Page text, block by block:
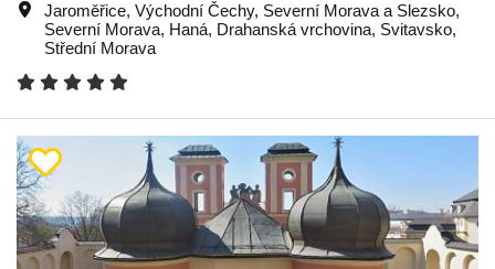
Jaroměřice, Východní Čechy, Severní Morava a Slezsko,
Severní Morava, Haná, Drahanská vrchovina, Svitavsko,
Střední Morava